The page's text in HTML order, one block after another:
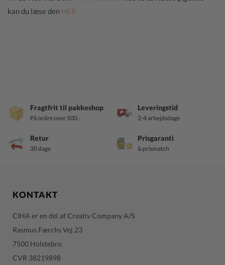
kan du læse den HER
Fragtfrit til pakkeshop
På ordre over 500,-
Leveringstid
2-4 arbejdsdage
Retur
30 dage
Prisgaranti
& prismatch
KONTAKT
CIHA er en del af Creativ Company A/S
Rasmus Færchs Vej 23
7500 Holstebro
CVR 38219898